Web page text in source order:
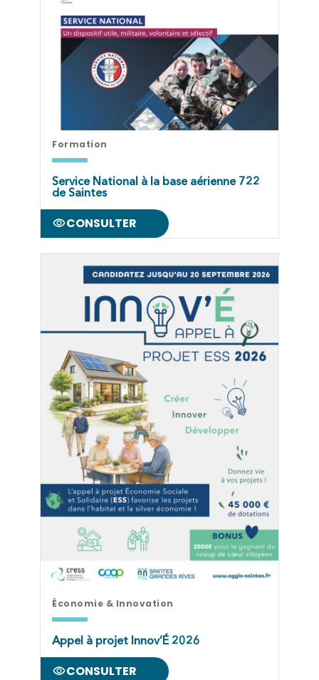
Formation
Service National à la base aérienne 722
de Saintes
CONSULTER
Économie & Innovation
Appel à projet Innov’É 2026
CONSULTER